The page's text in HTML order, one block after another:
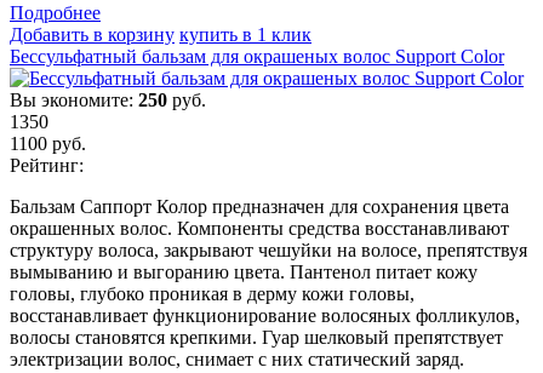
Подробнеe
Добавить в корзину купить в 1 клик
Бессульфатный бальзам для окрашеных волос Support Color
Вы экономите: 250 руб.
1350
1100 руб.
Рейтинг:
Бальзам Саппорт Колор предназначен для сохранения цвета
окрашенных волос. Компоненты средства восстанавливают
структуру волоса, закрывают чешуйки на волосе, препятствуя
вымыванию и выгоранию цвета. Пантенол питает кожу
головы, глубоко проникая в дерму кожи головы,
восстанавливает функционирование волосяных фолликулов,
волосы становятся крепкими. Гуар шелковый препятствует
электризации волос, снимает с них статический заряд.